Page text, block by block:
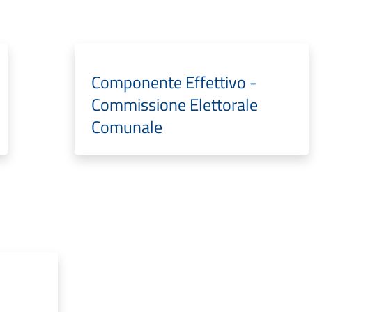
Componente Effettivo -
Commissione Elettorale
Comunale